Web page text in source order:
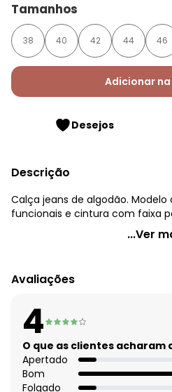
Tamanhos
38 40 42 44 46
Adicionar
Desejos
Descrição
Calça jeans de algodão.
funcionais e cintura com faixa
Quintess - Calça Jeans Claro
Código do produto: 3206991
Modelagem: Amplo
Cintura: Alta
Complemento: Bolsos; bolsos
amarrar; pregas
Observação: Pantalona -
Fechamento: Botão e zíper
...Ver
Avaliações
4
O que as clientes acharam
Apertado
Bom
Folgado